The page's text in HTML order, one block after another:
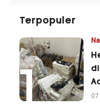
Terpopuler
07